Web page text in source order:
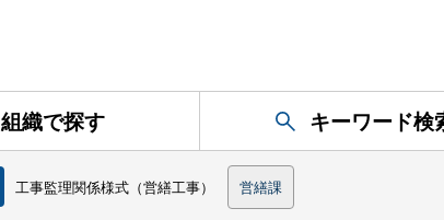
組織で探す キーワード検
工事監理関係様式（営繕工事） 営繕課